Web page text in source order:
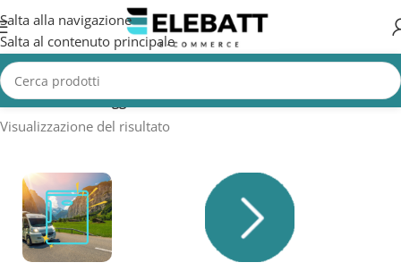
Salta alla navigazione
Salta al contenuto principale
Home/Prodotti taggati “batteria UPS 260Ah”
Visualizzazione del risultato